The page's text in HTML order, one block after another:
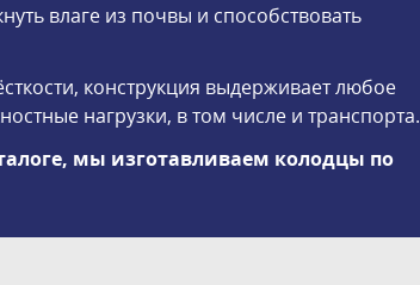
влаге из почвы и способствовать
конструкция выдерживает любое
нагрузки, в том числе и транспорта.
мы изготавливаем колодцы по